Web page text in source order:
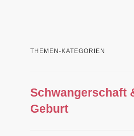
THEMEN-KATEGORIEN
Schwangerschaft
Geburt